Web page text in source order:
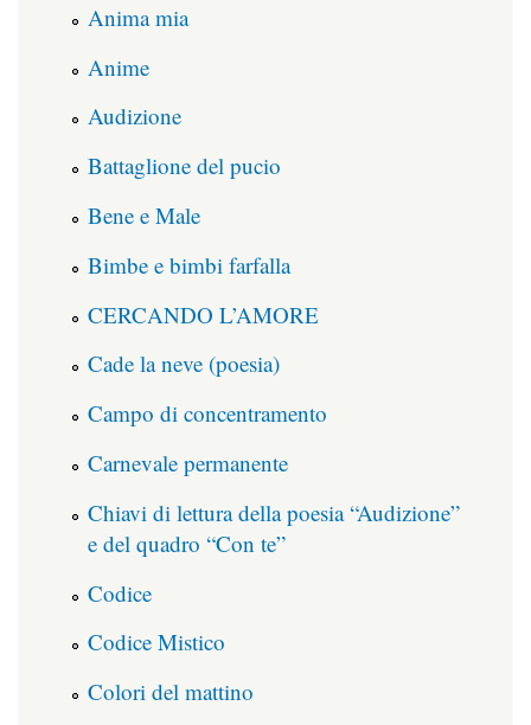
Anima mia
Anime
Audizione
Battaglione del pucio
Bene e Male
Bimbe e bimbi farfalla
CERCANDO L’AMORE
Cade la neve (poesia)
Campo di concentramento
Carnevale permanente
Chiavi di lettura della poesia “Audizione”
e del quadro “Con te”
Codice
Codice Mistico
Colori del mattino